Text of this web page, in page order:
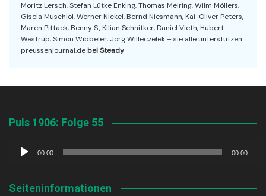
Moritz Lersch, Stefan Lütke Enking, Thomas Meiring, Wilm Möllers,
Gisela Muschiol, Werner Nickel, Bernd Niesmann, Kai-Oliver Peters,
Maren Pittack, Benny S., Kilian Schnitker, Daniel Vieth, Hubert
Westrup, Simon Wibbeler, Jörg Willeczelek – sie alle unterstützen
preussenjournal.de bei Steady
Puls 1906: Folge 55
Audio-
00:00 00:00
Seiteninformationen